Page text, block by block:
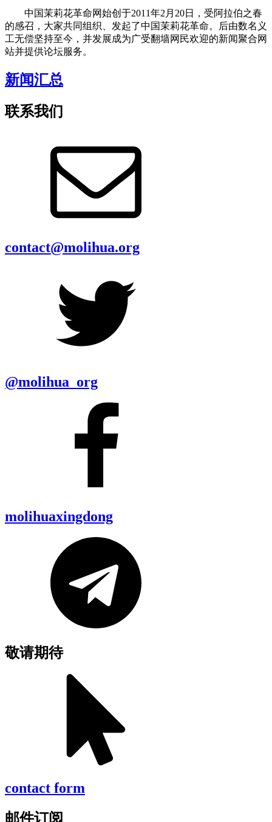
中国茉莉花革命网始创于2011年2月20日，受阿拉伯之春
的感召，大家共同组织、发起了中国茉莉花革命。后由数名义
工无偿坚持至今，并发展成为广受翻墙网民欢迎的新闻聚合网
站并提供论坛服务。
新闻汇总
联系我们
contact@molihua.org
@molihua_org
molihuaxingdong
敬请期待
contact form
邮件订阅